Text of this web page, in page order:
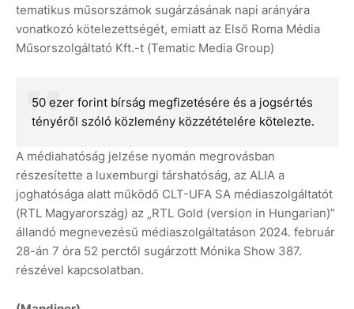
tematikus műsorszámok sugárzásának napi arányára
vonatkozó kötelezettségét, emiatt az Első Roma Média
Műsorszolgáltató Kft.-t (Tematic Media Group)
50 ezer forint bírság megfizetésére és a jogsértés
tényéről szóló közlemény közzétételére kötelezte.
A médiahatóság jelzése nyomán megrovásban
részesítette a luxemburgi társhatóság, az ALIA a
joghatósága alatt működő CLT-UFA SA médiaszolgáltatót
(RTL Magyarország) az „RTL Gold (version in Hungarian)”
állandó megnevezésű médiaszolgáltatáson 2024. február
28-án 7 óra 52 perctől sugárzott Mónika Show 387.
részével kapcsolatban.